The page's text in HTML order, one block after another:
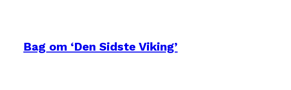
Bag om ‘Den Sidste Viking’